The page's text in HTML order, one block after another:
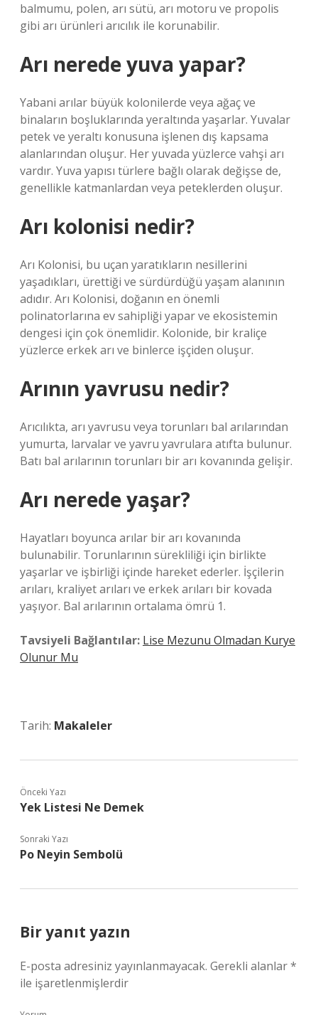
balmumu, polen, arı sütü, arı motoru ve propolis
gibi arı ürünleri arıcılık ile korunabilir.
Arı nerede yuva yapar?
Yabani arılar büyük kolonilerde veya ağaç ve
binaların boşluklarında yeraltında yaşarlar. Yuvalar
petek ve yeraltı konusuna işlenen dış kapsama
alanlarından oluşur. Her yuvada yüzlerce vahşi arı
vardır. Yuva yapısı türlere bağlı olarak değişse de,
genellikle katmanlardan veya peteklerden oluşur.
Arı kolonisi nedir?
Arı Kolonisi, bu uçan yaratıkların nesillerini
yaşadıkları, ürettiği ve sürdürdüğü yaşam alanının
adıdır. Arı Kolonisi, doğanın en önemli
polinatorlarına ev sahipliği yapar ve ekosistemin
dengesi için çok önemlidir. Kolonide, bir kraliçe
yüzlerce erkek arı ve binlerce işçiden oluşur.
Arının yavrusu nedir?
Arıcılıkta, arı yavrusu veya torunları bal arılarından
yumurta, larvalar ve yavru yavrulara atıfta bulunur.
Batı bal arılarının torunları bir arı kovanında gelişir.
Arı nerede yaşar?
Hayatları boyunca arılar bir arı kovanında
bulunabilir. Torunlarının sürekliliği için birlikte
yaşarlar ve işbirliği içinde hareket ederler. İşçilerin
arıları, kraliyet arıları ve erkek arıları bir kovada
yaşıyor. Bal arılarının ortalama ömrü 1.
Tavsiyeli Bağlantılar: Lise Mezunu Olmadan Kurye
Olunur Mu
Tarih: Makaleler
Önceki Yazı
Yek Listesi Ne Demek
Sonraki Yazı
Po Neyin Sembolü
Bir yanıt yazın
E-posta adresiniz yayınlanmayacak. Gerekli alanlar*
ile işaretlenmişlerdir